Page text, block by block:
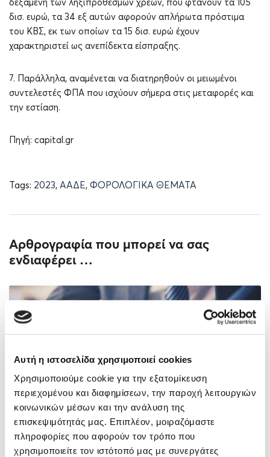
Αυτή η ιστοσελίδα χρησιμοποιεί cookies
Χρησιμοποιούμε cookie για την εξατομίκευση
περιεχομένου και διαφημίσεων, την παροχή λειτουργιών
κοινωνικών μέσων και την ανάλυση της
επισκεψιμότητάς μας. Επιπλέον, μοιραζόμαστε
πληροφορίες που αφορούν τον τρόπο που
χρησιμοποιείτε τον ιστότοπό μας με συνεργάτες
δεξαμενή των ληξιπρόθεσμων χρεών, που φτάνουν τα 105
δισ. ευρώ, τα 34 εξ αυτών αφορούν απλήρωτα πρόστιμα
του ΚΒΣ, εκ των οποίων τα 15 δισ. ευρώ έχουν
χαρακτηριστεί ως ανεπίδεκτα είσπραξης.
7. Παράλληλα, αναμένεται να διατηρηθούν οι μειωμένοι
συντελεστές ΦΠΑ που ισχύουν σήμερα στις μεταφορές και
την εστίαση.
Πηγή: capital.gr
Tags: 2023, ΑΑΔΕ, ΦΟΡΟΛΟΓΙΚΑ ΘΕΜΑΤΑ
Αρθρογραφία που μπορεί να σας
ενδιαφέρει …
ΠΟΛ 1219 6.10.2014 ΘΕΜΑ Φορολογική
μεταχείριση παροχών σε είδος του άρθρου 13
του ν.41722013